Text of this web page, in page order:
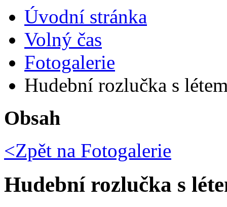
Úvodní stránka
Volný čas
Fotogalerie
Hudební rozlučka s
Obsah
<Zpět na Fotogalerie
Hudební rozlučka s